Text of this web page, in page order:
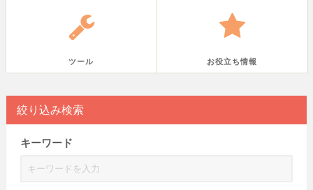
ツール お役立ち情報
絞り込み検索
キーワード